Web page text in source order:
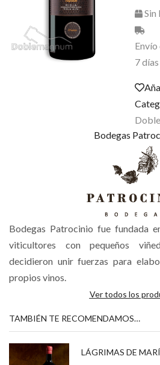
Sin
7 días
Bodegas
Bodegas Patrocinio fue fundada
viticultores con pequeños
decidieron unir fuerzas para
propios vinos.
Ver todos los
TAMBIÉN TE RECOMENDAMOS…